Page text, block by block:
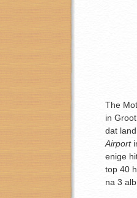
The
in
dat
Airport
enige
top 40
na 3